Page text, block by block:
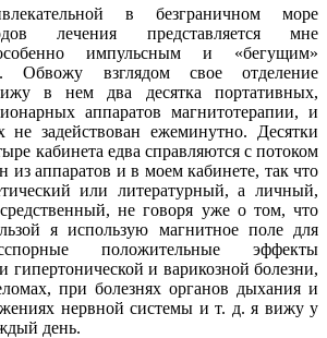
в безграничном море
лечения представляется мне
импульсным и «бегущим»
Обвожу взглядом свое отделение
в нем два десятка портативных,
аппаратов магнитотерапии, и
не задействован ежеминутно. Десятки
кабинета едва справляются с потоком
из аппаратов и в моем кабинете, так что
или литературный, а личный,
не говоря уже о том, что
я использую магнитное поле для
положительные эффекты
гипертонической и варикозной болезни,
при болезнях органов дыхания и
нервной системы и т. д. я вижу у
день.